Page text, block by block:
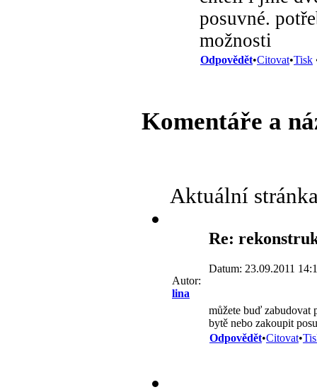
posuvné.
možnosti
Odpovědět•Citovat•Tisk
Komentáře a
Aktuální
Autor:
lina
Re:
Datum: 23.09.2011
můžete buď zabudovat
bytě nebo zakoupit
Odpovědět•Citovat•